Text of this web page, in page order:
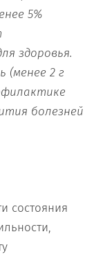
5%
здоровья.
(менее 2 г
болезней
состояния